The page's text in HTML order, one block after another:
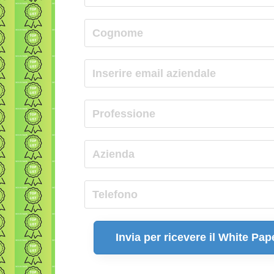
Invia per ricevere il White